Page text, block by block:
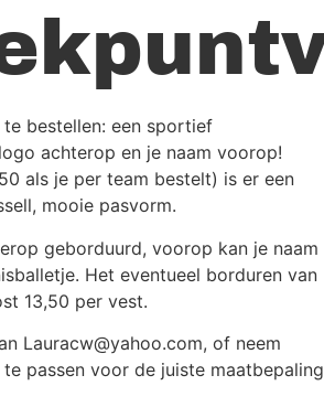
bestellen: een sportief
achterop en je naam voorop!
als je per team bestelt) is er een
mooie pasvorm.
geborduurd, voorop kan je naam
Het eventueel borduren van
13,50 per vest.
Lauracw@yahoo.com, of neem
passen voor de juiste maatbepaling